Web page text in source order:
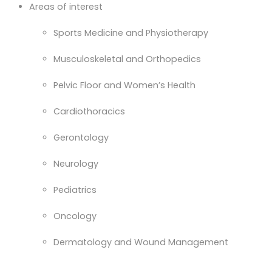
Areas of interest
Sports Medicine and Physiotherapy
Musculoskeletal and Orthopedics
Pelvic Floor and Women’s Health
Cardiothoracics
Gerontology
Neurology
Pediatrics
Oncology
Dermatology and Wound Management